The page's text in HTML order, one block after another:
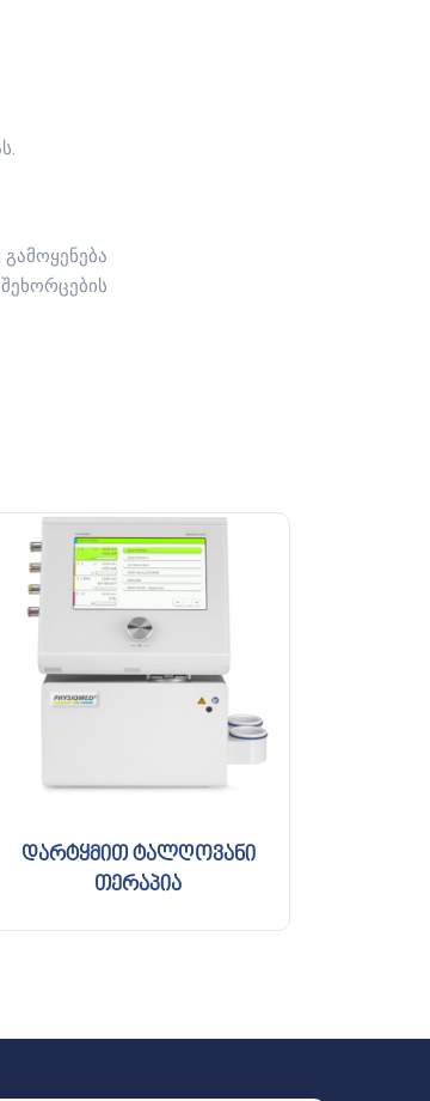
დარტყმით ტალღოვანი
თერაპია